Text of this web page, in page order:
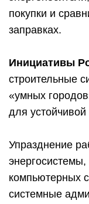
покупки и
заправках.
Инициативы
строительные
«умных
для
Упразднение
компьютерных
системные